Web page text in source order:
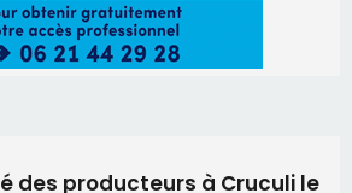
des producteurs à Cruculi le